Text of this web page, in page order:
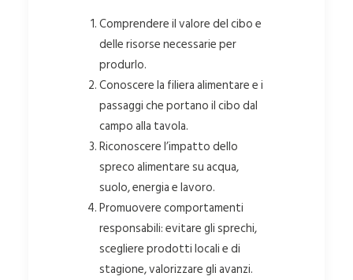
Comprendere il valore del cibo e
delle risorse necessarie per
produrlo.
Conoscere la filiera alimentare e i
passaggi che portano il cibo dal
campo alla tavola.
Riconoscere l’impatto dello
spreco alimentare su acqua,
suolo, energia e lavoro.
Promuovere comportamenti
responsabili: evitare gli sprechi,
scegliere prodotti locali e di
stagione, valorizzare gli avanzi.